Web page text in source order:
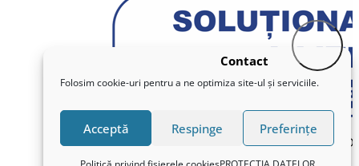
Folosim cookie-uri pentru a ne optimiza site-ul și serviciile.
Acceptă Respinge Preferințe
Contact